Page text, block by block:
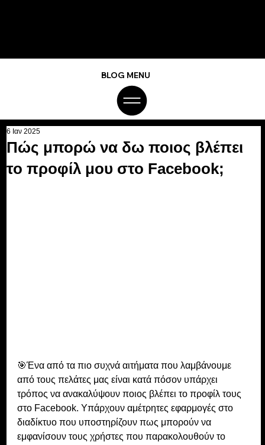
BLOG MENU
Πώς μπορώ να δω ποιος βλέπει
το προφίλ μου στο Facebook;
6 Ιαν 2025
🎯Ένα από τα πιο συχνά αιτήματα που λαμβάνουμε
από τους πελάτες μας είναι κατά πόσον υπάρχει
τρόπος να ανακαλύψουν ποιος βλέπει το προφίλ τους
στο Facebook. Υπάρχουν αμέτρητες εφαρμογές στο
διαδίκτυο που υποστηρίζουν πως μπορούν να
εμφανίσουν τους χρήστες που παρακολουθούν το